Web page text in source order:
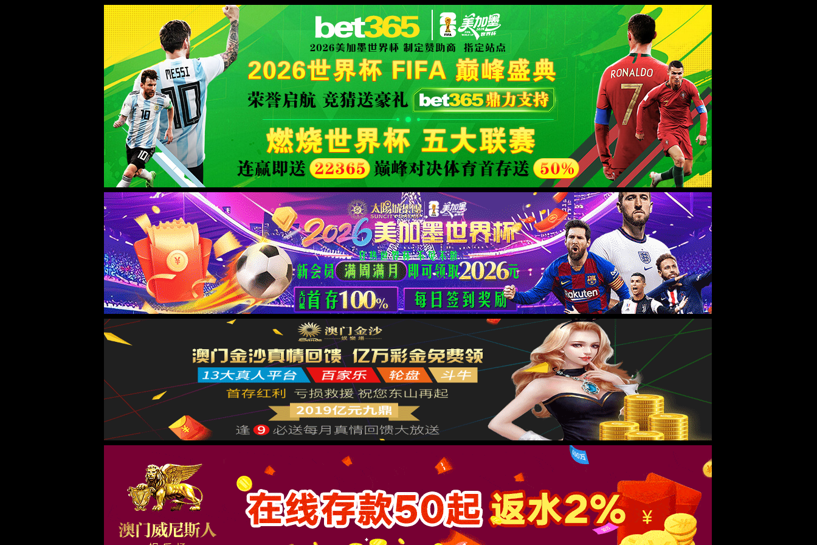
365英国上市|集团有限公司-官方网站
WTS-WAF拦截详情
出现该页面的原因:
1.你的请求是黑客攻击
2.你的请求合法但触发了安全规则,请提交问题反馈
XML 地图